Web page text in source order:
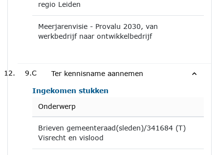
regio Leiden
Meerjarenvisie - Provalu 2030, van
werkbedrijf naar ontwikkelbedrijf
9.C Ter kennisname aannemen
Ingekomen stukken
Onderwerp
Brieven gemeenteraad(sleden)/341684 (T)
Visrecht en vislood